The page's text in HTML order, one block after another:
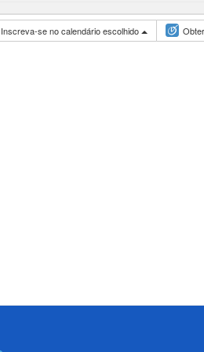
Inscreva-se no calendário escolhido